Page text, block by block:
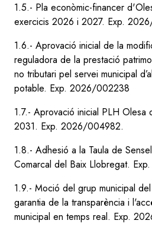
1.5.- Pla econòmic-financer
exercicis 2026 i 2027. Exp.
1.6.- Aprovació inicial de la
reguladora de la prestació
no tributari pel servei municipal
potable. Exp. 2026/002238
1.7.- Aprovació inicial PLH
2031. Exp. 2026/004982.
1.8.- Adhesió a la Taula de
Comarcal del Baix Llobregat.
1.9.- Moció del grup municipal
garantia de la transparència i
municipal en temps real. Exp.